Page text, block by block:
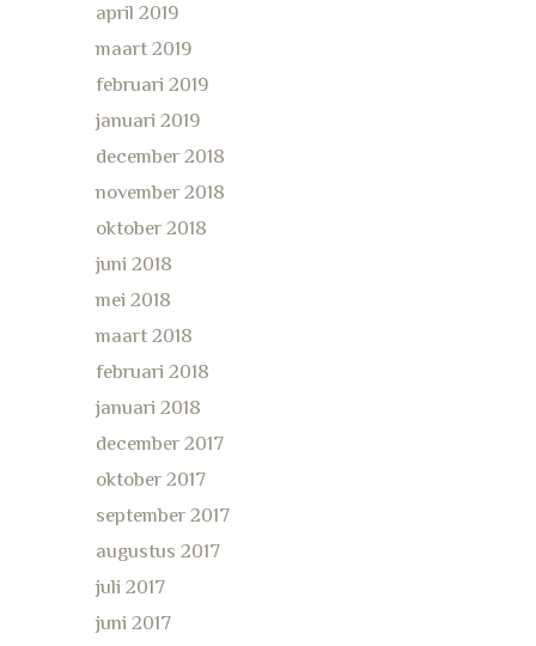
april 2019
maart 2019
februari 2019
januari 2019
december 2018
november 2018
oktober 2018
juni 2018
mei 2018
maart 2018
februari 2018
januari 2018
december 2017
oktober 2017
september 2017
augustus 2017
juli 2017
juni 2017